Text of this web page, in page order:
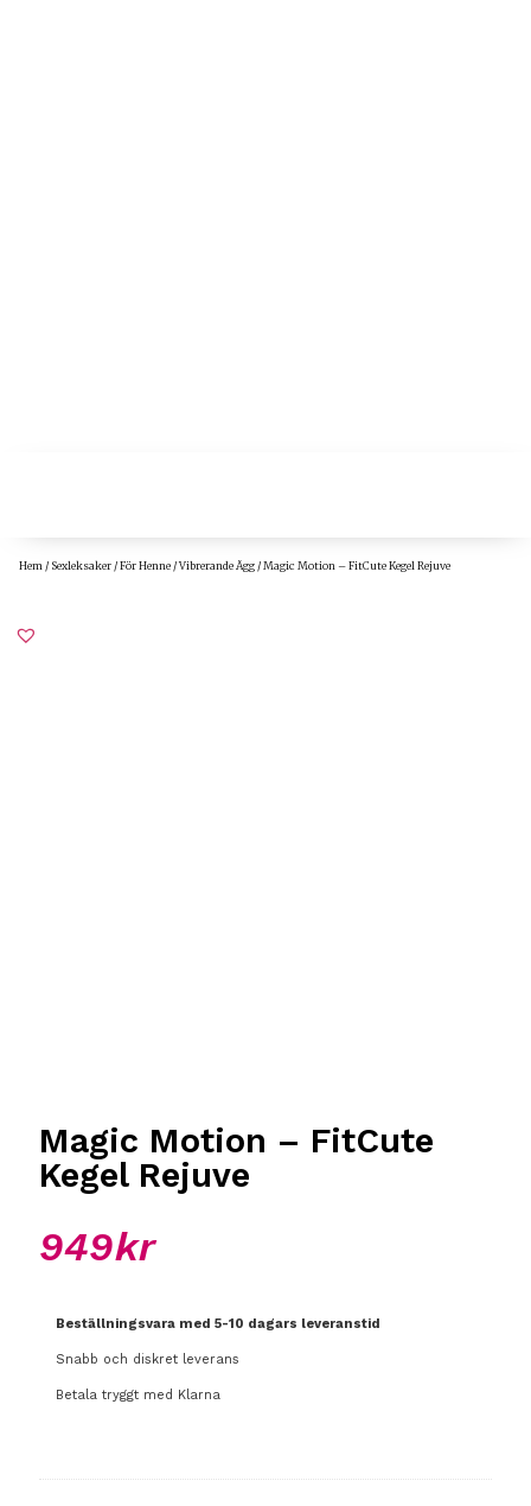
Hem / Sexleksaker /För Henne /Vibrerande Ägg / Magic Motion – FitCute Kegel Rejuve
Magic Motion – FitCute
Kegel Rejuve
949kr
Beställningsvara med 5-10 dagars leveranstid
Snabb och diskret leverans
Betala tryggt med Klarna